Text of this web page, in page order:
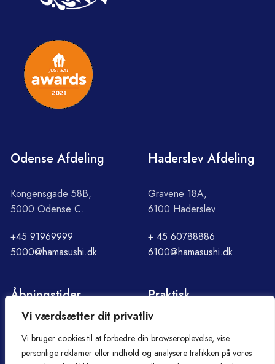
Vi værdsætter dit privatliv
Vi bruger cookies til at forbedre din browseroplevelse, vise
personlige reklamer eller indhold og analysere trafikken på vores
Odense Afdeling
Kongensgade 58B,
5000 Odense C.
+45 91969999
5000@hamasushi.dk
Haderslev Afdeling
Gravene 18A,
6100 Haderslev
+ 45 60788886
6100@hamasushi.dk
Åbningstider
12:00 - 21:30
Fredag - lørdag
Praktisk
Handelsbetingelser
Cookie- og privatlivspolitik